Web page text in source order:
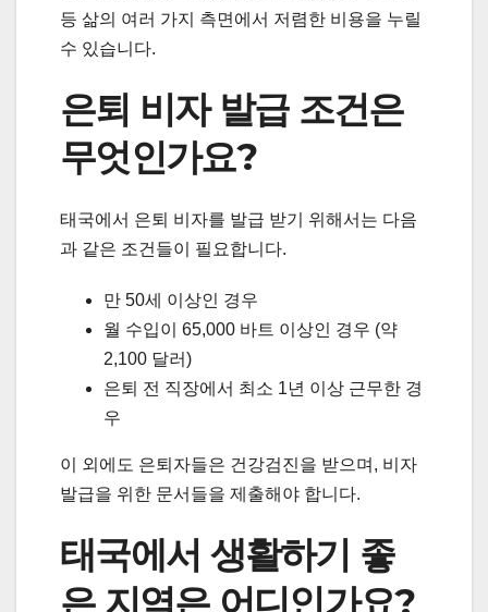
등 삶의 여러 가지 측면에서 저렴한 비용을 누릴
수 있습니다.
은퇴 비자 발급 조건은
무엇인가요?
태국에서 은퇴 비자를 발급 받기 위해서는 다음
과 같은 조건들이 필요합니다.
만 50세 이상인 경우
월 수입이 65,000 바트 이상인 경우 (약
2,100 달러)
은퇴 전 직장에서 최소 1년 이상 근무한 경
우
이 외에도 은퇴자들은 건강검진을 받으며, 비자
발급을 위한 문서들을 제출해야 합니다.
태국에서 생활하기 좋
은 지역은 어디인가요?